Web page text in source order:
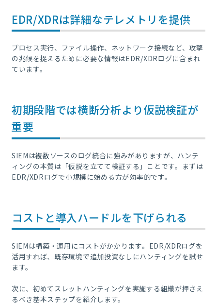
EDR/XDRは詳細なテレメトリを提供
プロセス実行、ファイル操作、ネットワーク接続など、攻撃
の兆候を捉えるために必要な情報はEDR/XDRログに含まれ
ています。
初期段階では横断分析より仮説検証が
重要
SIEMは複数ソースのログ統合に強みがありますが、ハンテ
ィングの本質は「仮説を立てて検証する」ことです。まずは
EDR/XDRログで小規模に始める方が効率的です。
コストと導入ハードルを下げられる
SIEMは構築・運用にコストがかかります。EDR/XDRログを
活用すれば、既存環境で追加投資なしにハンティングを試せ
ます。
次に、初めてスレットハンティングを実施する組織が押さえ
るべき基本ステップを紹介します。